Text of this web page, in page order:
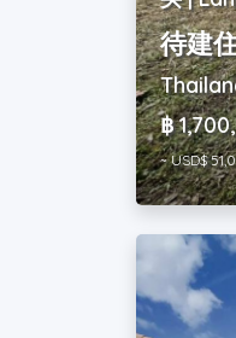
待建
฿
~ USD$